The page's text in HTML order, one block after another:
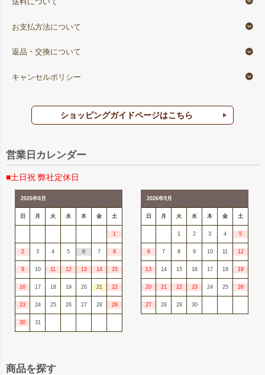
送料について
お支払方法について
返品・交換について
キャンセルポリシー
ショッピングガイドページはこちら
営業日カレンダー
■土日祝 弊社定休日
2026年8月
日 月 火 水 木 金 土
1
2 3 4 5 6 7 8
9 10 11 12 13 14 15
16 17 18 19 20 21 22
23 24 25 26 27 28 29
30 31
2026年9月
日 月 火 水 木 金 土
1 2 3 4 5
6 7 8 9 10 11 12
13 14 15 16 17 18 19
20 21 22 23 24 25 26
27 28 29 30
商品を探す